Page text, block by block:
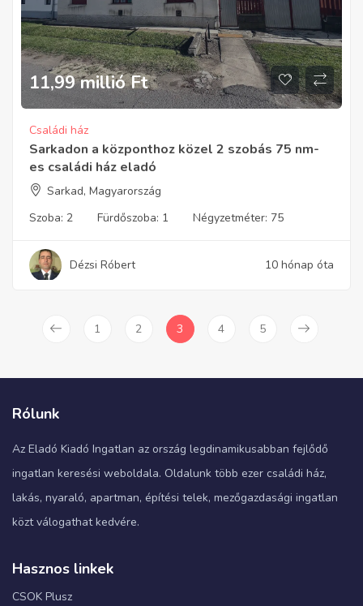
11,99 millió Ft
Családi ház
Sarkadon a központhoz közel 2 szobás 75 nm-
es családi ház eladó
Sarkad, Magyarország
Szoba: 2 Fürdőszoba: 1 Négyzetméter: 75
Dézsi Róbert 10 hónap óta
1 2 3 4 5
Rólunk
Az Eladó Kiadó Ingatlan az ország legdinamikusabban fejlődő
ingatlan keresési weboldala. Oldalunk több ezer családi ház,
lakás, nyaraló, apartman, építési telek, mezőgazdasági ingatlan
közt válogathat kedvére.
Hasznos linkek
CSOK Plusz